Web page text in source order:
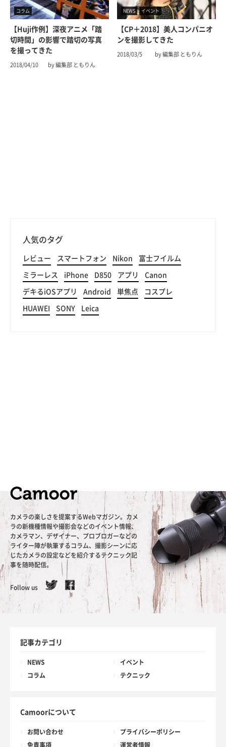
コラム
【Huji作例】深夜アニメ「踏
切時間」の影響で踏切の写真
を撮ってきた
2018/04/10 by 編集部 ともりん
NEWS イベント
【CP＋2018】美人コンパニオ
ンを撮影してきた
2018/03/5 by 編集部 ともりん
人気のタグ
レビュー スマートフォン Nikon 富士フイルム
ミラーレス iPhone D850 アプリ Canon
デキるiOSアプリ Android 単焦点 コスプレ
HUAWEI SONY Leica
カメラの楽しさを提案するWebマガジン。カメ
ラの新機種情報や撮影会などのイベント情報、
カメラマン、デザイナー、プロブロガーなどの
ライター陣が執筆するコラム、撮影シーンに応
じたカメラの設定などを紹介するテクニック記
事を随時配信。
Follow us
記事カテゴリ
NEWS イベント
コラム テクニック
Camoorについて
お問い合わせ プライバシーポリシー
免責事項 運営者情報